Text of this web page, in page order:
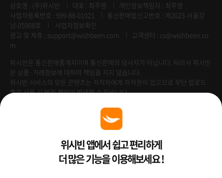
상호명 : (주)위시빈 대표 : 최주영
개인정보책임자 : 최주영
사업자등록번호 : 599-88-01021
통신판매업신고번호 : 제2023-서울강
남-05908호
사업자정보확인
광고 및 제휴 : support@wishbeen.com
고객센터 : cs@wishbeen.co
m
위시빈은 통신판매중개자이며 통신판매의 당사자가 아닙니다. 따라서 위시빈
은 상품·거래정보에 대하여 책임을 지지 않습니다.
위시빈 서비스의 모든 콘텐츠는 저작자에게 저작권이 있으므로 무단 업로드
혹은 사용 시 법적 책임이 발생할 수 있습니다.
Venture Enterprise위시빈 앱에서 쉽고 편리하게
더 많은 기능을 이용해보세요 !